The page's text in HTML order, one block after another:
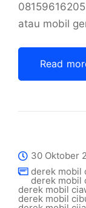
atau mobil
Read
30 Oktober
derek mobil
derek mobil
derek mobil
derek mobil